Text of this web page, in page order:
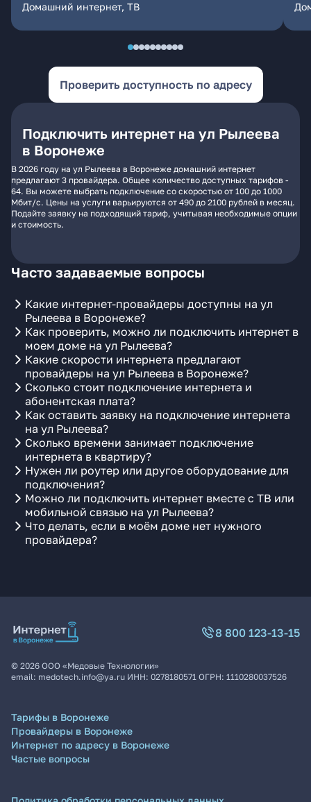
Домашний интернет, ТВ
Проверить доступность по адресу
Подключить интернет на ул Рылеева
в Воронеже
В 2026 году на ул Рылеева в Воронеже домашний интернет
предлагают 3 провайдера. Общее количество доступных тарифов -
64. Вы можете выбрать подключение со скоростью от 100 до 1000
Мбит/с. Цены на услуги варьируются от 490 до 2100 рублей в месяц.
Подайте заявку на подходящий тариф, учитывая необходимые опции
и стоимость.
Часто задаваемые вопросы
Какие интернет-провайдеры доступны на ул
Рылеева в Воронеже?
Как проверить, можно ли подключить интернет в
моем доме на ул Рылеева?
Какие скорости интернета предлагают
провайдеры на ул Рылеева в Воронеже?
Сколько стоит подключение интернета и
абонентская плата?
Как оставить заявку на подключение интернета
на ул Рылеева?
Сколько времени занимает подключение
интернета в квартиру?
Нужен ли роутер или другое оборудование для
подключения?
Можно ли подключить интернет вместе с ТВ или
мобильной связью на ул Рылеева?
Что делать, если в моём доме нет нужного
провайдера?
8 800 123-13-15
© 2026 ООО «Медовые Технологии»
email: medotech.info@ya.ru ИНН: 0278180571 ОГРН: 1110280037526
Тарифы в Воронеже
Провайдеры в Воронеже
Интернет по адресу в Воронеже
Частые вопросы